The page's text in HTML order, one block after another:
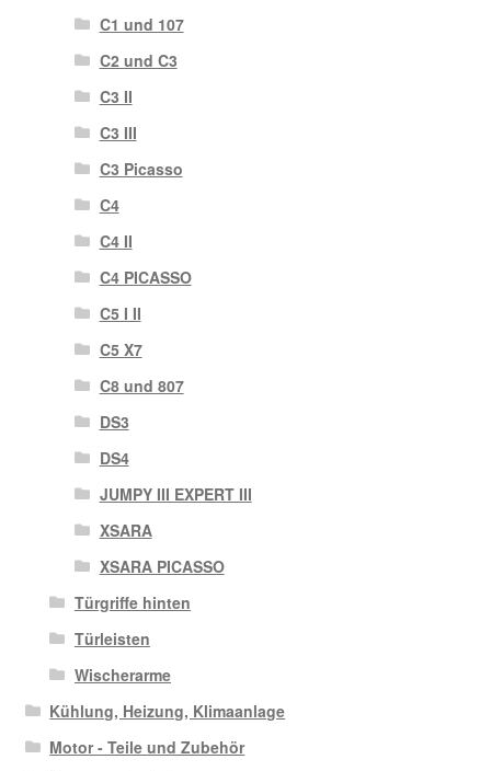
C1 und 107
C2 und C3
C3 II
C3 III
C3 Picasso
C4
C4 II
C4 PICASSO
C5 I II
C5 X7
C8 und 807
DS3
DS4
JUMPY III EXPERT III
XSARA
XSARA PICASSO
Türgriffe hinten
Türleisten
Wischerarme
Kühlung, Heizung, Klimaanlage
Motor - Teile und Zubehör